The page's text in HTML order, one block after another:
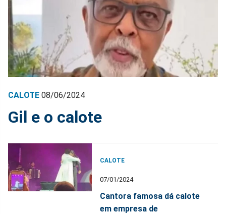
CALOTE 08/06/2024
Gil e o calote
CALOTE
07/01/2024
Cantora famosa dá calote
em empresa de